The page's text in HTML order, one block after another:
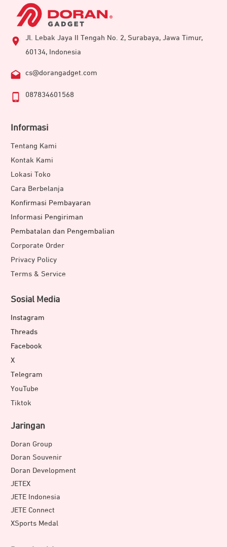
Jl. Lebak Jaya II Tengah No. 2, Surabaya, Jawa Timur,
60134, Indonesia
cs@dorangadget.com
087834601568
Informasi
Tentang Kami
Kontak Kami
Lokasi Toko
Cara Berbelanja
Konfirmasi Pembayaran
Informasi Pengiriman
Pembatalan dan Pengembalian
Corporate Order
Privacy Policy
Terms & Service
Sosial Media
Instagram
Threads
Facebook
X
Telegram
YouTube
Tiktok
Jaringan
Doran Group
Doran Souvenir
Doran Development
JETEX
JETE Indonesia
JETE Connect
XSports Medal